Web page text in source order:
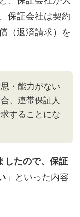
保証会社は契約
（返済請求）を
・能力がない
、連帯保証人
することにな
たので、保証
」といった内容